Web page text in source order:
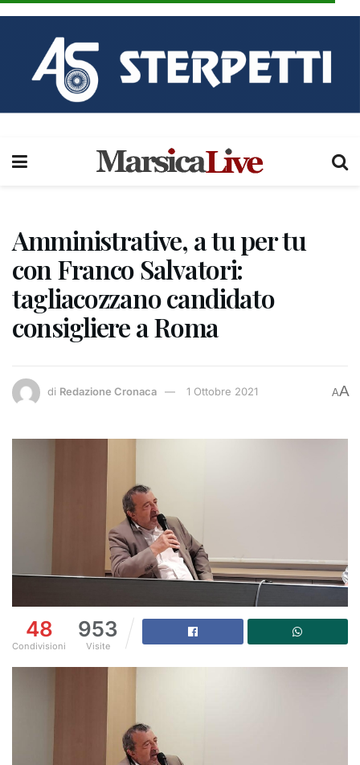
Amministrative, a tu per tu
con Franco Salvatori:
tagliacozzano candidato
consigliere a Roma
di Redazione Cronaca 1 Ottobre 2021 AA
48
Condivisioni
953
Visite